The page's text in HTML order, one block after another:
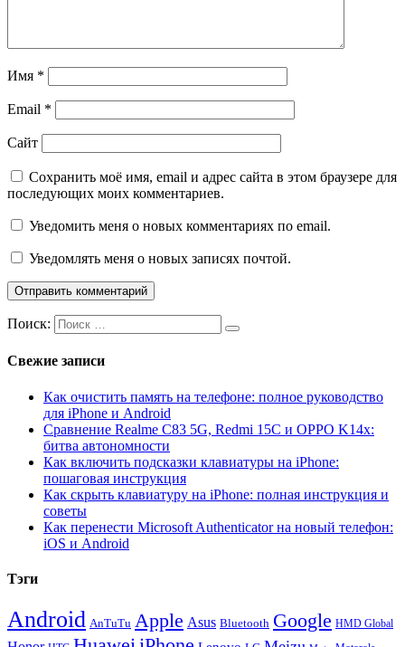
Имя *
Email *
Сайт
Сохранить моё имя, email и адрес сайта в этом браузере для
последующих моих комментариев.
Уведомить меня о новых комментариях по email.
Уведомлять меня о новых записях почтой.
Поиск:
Свежие записи
Как очистить память на телефоне: полное руководство
для iPhone и Android
Сравнение Realme C83 5G, Redmi 15C и OPPO K14x:
битва автономности
Как включить подсказки клавиатуры на iPhone:
пошаговая инструкция
Как скрыть клавиатуру на iPhone: полная инструкция и
советы
Как перенести Microsoft Authenticator на новый телефон:
iOS и Android
Тэги
Android AnTuTu Apple Asus Bluetooth Google HMD Global